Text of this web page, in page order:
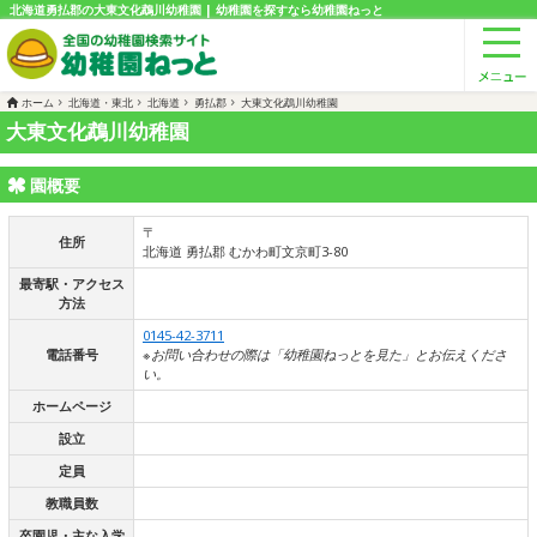
北海道勇払郡の大東文化鵡川幼稚園 | 幼稚園を探すなら幼稚園ねっと
ホーム 北海道・東北 北海道 勇払郡 大東文化鵡川幼稚園
大東文化鵡川幼稚園
園概要
住所
〒
北海道 勇払郡 むかわ町文京町3-80
最寄駅・アクセス
方法
電話番号
0145-42-3711
※お問い合わせの際は「幼稚園ねっとを見た」とお伝えくださ
い。
ホームページ
設立
定員
教職員数